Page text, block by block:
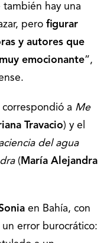
también hay una
pero figurar
y autores que
emocionante”,
a Me
Travacio) y el
del agua
( María Alejandra
en Bahía, con
error burocrático: